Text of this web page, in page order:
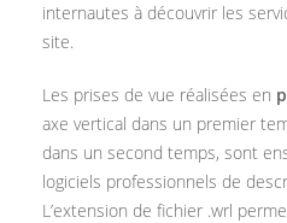
internautes à découvrir les
site.
Les prises de vue réalisées en
axe vertical dans un premier
dans un second temps, sont
logiciels professionnels de
L’extension de fichier .wrl